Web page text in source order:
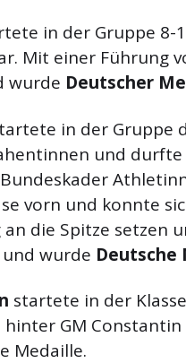
in der Gruppe 8-
Mit einer Führung
wurde Deutscher
in der Gruppe
und
vorn und konnte
die Spitze setzen
wurde Deutsche
startete in der
GM
Medaille.